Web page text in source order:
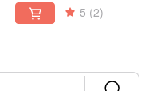
5 (2)